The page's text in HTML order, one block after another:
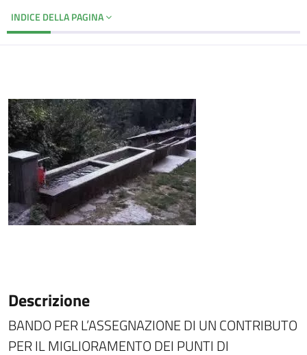
INDICE DELLA PAGINA
Descrizione
BANDO PER L’ASSEGNAZIONE DI UN CONTRIBUTO
PER IL MIGLIORAMENTO DEI PUNTI DI